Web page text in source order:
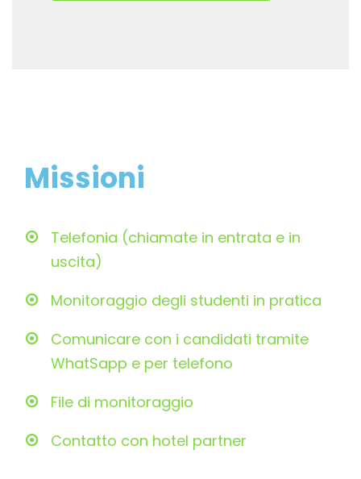
Missioni
Telefonia (chiamate in entrata e in
uscita)
Monitoraggio degli studenti in pratica
Comunicare con i candidati tramite
WhatSapp e per telefono
File di monitoraggio
Contatto con hotel partner